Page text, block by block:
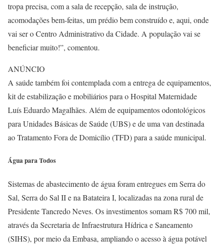
tropa precisa, com a sala de recepção, sala de instrução,
acomodações bem-feitas, um prédio bem construído e, aqui, onde
vai ser o Centro Administrativo da Cidade. A população vai se
beneficiar muito!”, comentou.
ANÚNCIO
A saúde também foi contemplada com a entrega de equipamentos,
kit de estabilização e mobiliários para o Hospital Maternidade
Luís Eduardo Magalhães. Além de equipamentos odontológicos
para Unidades Básicas de Saúde (UBS) e de uma van destinada
ao Tratamento Fora de Domicílio (TFD) para a saúde municipal.
Água para Todos
Sistemas de abastecimento de água foram entregues em Serra do
Sal, Serra do Sal II e na Batateira I, localizadas na zona rural de
Presidente Tancredo Neves. Os investimentos somam R$ 700 mil,
através da Secretaria de Infraestrutura Hídrica e Saneamento
(SIHS), por meio da Embasa, ampliando o acesso à água potável